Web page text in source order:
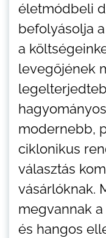
életmódbeli
befolyásolja
a
levegőjének
modernebb,
ciklonikus
választás
vásárlóknak.
megvannak
és hangos